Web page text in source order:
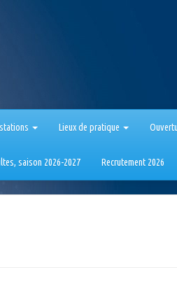
Lieux de pratique
saison 2026-2027 Recrutement 2026